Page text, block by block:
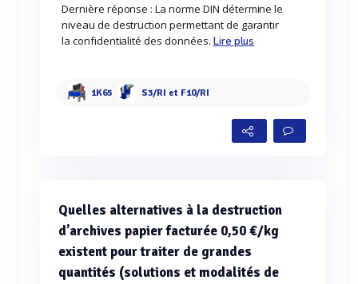
Dernière réponse : La norme DIN détermine le
niveau de destruction permettant de garantir
la confidentialité des données. Lire plus
1K65 S3/RI et F10/RI
Quelles alternatives à la destruction
d’archives papier facturée 0,50 €/kg
existent pour traiter de grandes
quantités (solutions et modalités de